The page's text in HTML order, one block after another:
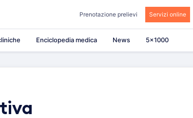
Prenotazione prelievi Servizi online
Enciclopedia medica News 5×1000